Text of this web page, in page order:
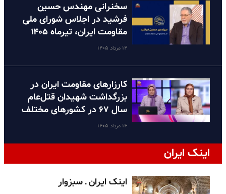
سخنرانی مهندس حسین
فرشید در اجلاس شورای ملی
مقاومت ایران، تیرماه ۱۴۰۵
۱۴ مرداد ۱۴۰۵
کارزارهای مقاومت ایران در
بزرگداشت شهیدان قتل‌عام
سال ۶۷ در کشورهای مختلف
۱۴ مرداد ۱۴۰۵
اینک ایران
اینک ایران ـ سبزوار